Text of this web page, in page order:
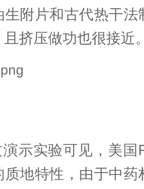
生附片和古代热干
且挤压做功也很接近
演示实验可见，美国
质地特性，由于中